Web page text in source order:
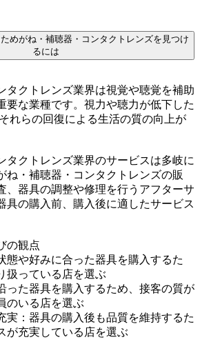
めがね・補聴器・コンタクトレンズを見つけ
るには
タクトレンズ業界は視覚や聴覚を補助
要な業種です。視力や聴力が低下した
れらの回復による生活の質の向上が
タクトレンズ業界のサービスは多岐に
ね・補聴器・コンタクトレンズの販
、器具の調整や修理を行うアフターサ
具の購入前、購入後に適したサービス
の観点
態や好みに合った器具を購入するた
扱っている店を選ぶ
った器具を購入するため、接客の質が
のいる店を選ぶ
実：器具の購入後も品質を維持するた
が充実している店を選ぶ